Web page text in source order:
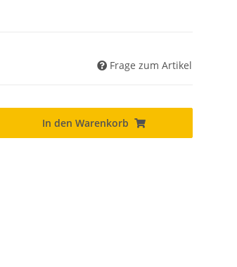
Frage zum Artikel
In den Warenkorb